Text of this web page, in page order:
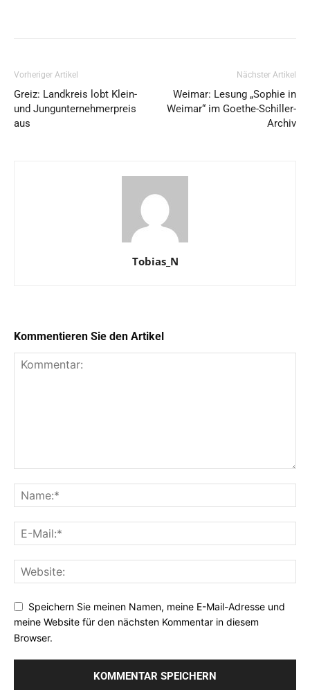
Vorheriger Artikel
Greiz: Landkreis lobt Klein-
und Jungunternehmerpreis
aus
Nächster Artikel
Weimar: Lesung „Sophie in
Weimar“ im Goethe-Schiller-
Archiv
Tobias_N
Kommentieren Sie den Artikel
Speichern Sie meinen Namen, meine E-Mail-Adresse und
meine Website für den nächsten Kommentar in diesem
Browser.